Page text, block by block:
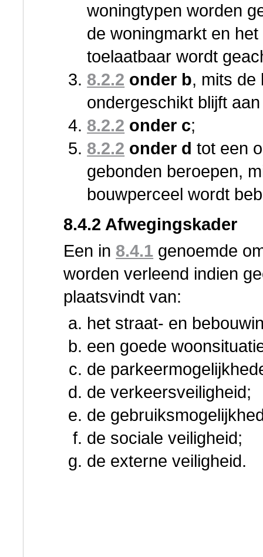
woningtypen worden
de woningmarkt en
toelaatbaar wordt
8.2.2 onder b, mits de
ondergeschikt blijft
8.2.2 onder c;
8.2.2 onder d tot een
gebonden beroepen,
bouwperceel wordt
8.4.2 Afwegingskader
Een in 8.4.1 genoemde
worden verleend indien
plaatsvindt van:
het straat- en
een goede
de
de verkeersveiligheid;
de
de sociale veiligheid;
de externe veiligheid.